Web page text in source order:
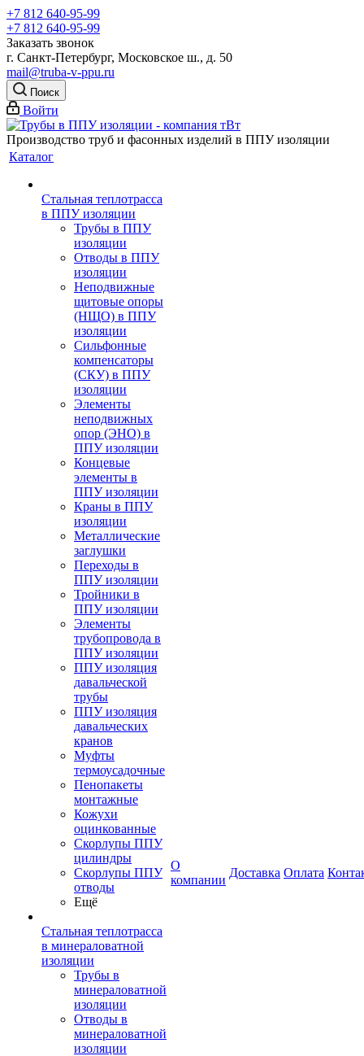
+7 812 640-95-99
+7 812 640-95-99
Заказать звонок
г. Санкт-Петербург, Московское ш., д. 50
mail@truba-v-ppu.ru
Поиск
Войти
Производство труб и фасонных изделий в ППУ изоляции
Каталог
Стальная теплотрасса
в ППУ изоляции
Трубы в ППУ
изоляции
Отводы в ППУ
изоляции
Неподвижные
щитовые опоры
(НЩО) в ППУ
изоляции
Cильфонные
компенсаторы
(СКУ) в ППУ
изоляции
Элементы
неподвижных
опор (ЭНО) в
ППУ изоляции
Концевые
элементы в
ППУ изоляции
Краны в ППУ
изоляции
Металлические
заглушки
Переходы в
ППУ изоляции
Тройники в
ППУ изоляции
Элементы
трубопровода в
ППУ изоляции
ППУ изоляция
давальческой
трубы
ППУ изоляция
давальческих
кранов
Муфты
термоусадочные
Пенопакеты
монтажные
Кожухи
оцинкованные
Скорлупы ППУ
цилиндры
Скорлупы ППУ
отводы
Ещё
Стальная теплотрасса
в минераловатной
изоляции
Трубы в
минераловатной
изоляции
Отводы в
минераловатной
изоляции
О
компании
Доставка Оплата